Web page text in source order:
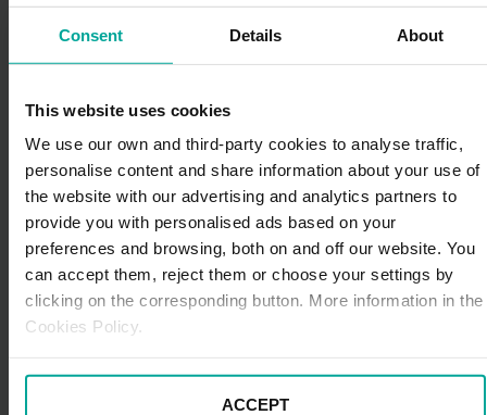
Consent Details About
This website uses cookies
We use our own and third-party cookies to analyse traffic,
personalise content and share information about your use of
the website with our advertising and analytics partners to
provide you with personalised ads based on your
preferences and browsing, both on and off our website. You
can accept them, reject them or choose your settings by
clicking on the corresponding button. More information in the
Cookies Policy.
ACCEPT
necesaria para producir ecombustibles y, gracias al
acuerdo que contrajo con dos productoras eléctricas
en 2018, ha llegado a producir una cantidad decrudo
piloto. Y, siguiendo su estela, otras grandes marcas del
por los combustibles de origen no fósil; de hecho, este
fabricante automovilístico de alta gama ha anunciado
que en los próximos años invertirá en esta tecnología
para alimentar al 20% de sus ventas.
En España, la petrolera Repsol también dio a conocer
a finales del año pasado que liderará un innovador
proyecto mundial para fabricar carburantes sintéticos a
planta en Bilbao junto conPetronor y el Ente Vasco de
y se prevé que esté lista en 2024. En la